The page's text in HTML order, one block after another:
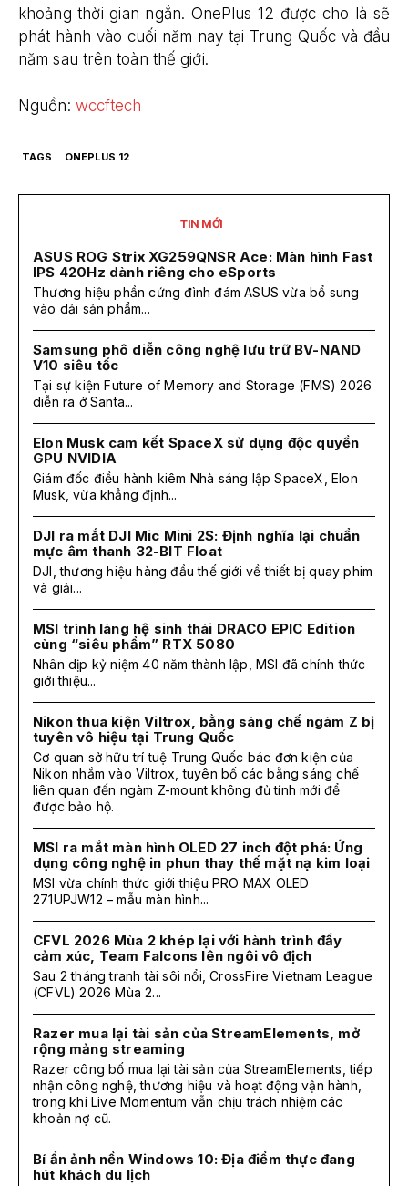
khoảng thời gian ngắn. OnePlus 12 được cho là sẽ
phát hành vào cuối năm nay tại Trung Quốc và đầu
năm sau trên toàn thế giới.
Nguồn: wccftech
TAGS ONEPLUS 12
TIN MỚI
ASUS ROG Strix XG259QNSR Ace: Màn hình Fast
IPS 420Hz dành riêng cho eSports
Thương hiệu phần cứng đình đám ASUS vừa bổ sung
vào dải sản phẩm...
Samsung phô diễn công nghệ lưu trữ BV-NAND
V10 siêu tốc
Tại sự kiện Future of Memory and Storage (FMS) 2026
diễn ra ở Santa...
Elon Musk cam kết SpaceX sử dụng độc quyền
GPU NVIDIA
Giám đốc điều hành kiêm Nhà sáng lập SpaceX, Elon
Musk, vừa khẳng định...
DJI ra mắt DJI Mic Mini 2S: Định nghĩa lại chuẩn
mực âm thanh 32-BIT Float
DJI, thương hiệu hàng đầu thế giới về thiết bị quay phim
và giải...
MSI trình làng hệ sinh thái DRACO EPIC Edition
cùng “siêu phẩm” RTX 5080
Nhân dịp kỷ niệm 40 năm thành lập, MSI đã chính thức
giới thiệu...
Nikon thua kiện Viltrox, bằng sáng chế ngàm Z bị
tuyên vô hiệu tại Trung Quốc
Cơ quan sở hữu trí tuệ Trung Quốc bác đơn kiện của
Nikon nhắm vào Viltrox, tuyên bố các bằng sáng chế
liên quan đến ngàm Z-mount không đủ tính mới để
được bảo hộ.
MSI ra mắt màn hình OLED 27 inch đột phá: Ứng
dụng công nghệ in phun thay thế mặt nạ kim loại
MSI vừa chính thức giới thiệu PRO MAX OLED
271UPJW12 – mẫu màn hình...
CFVL 2026 Mùa 2 khép lại với hành trình đầy
cảm xúc, Team Falcons lên ngôi vô địch
Sau 2 tháng tranh tài sôi nổi, CrossFire Vietnam League
(CFVL) 2026 Mùa 2...
Razer mua lại tài sản của StreamElements, mở
rộng mảng streaming
Razer công bố mua lại tài sản của StreamElements, tiếp
nhận công nghệ, thương hiệu và hoạt động vận hành,
trong khi Live Momentum vẫn chịu trách nhiệm các
khoản nợ cũ.
Bí ẩn ảnh nền Windows 10: Địa điểm thực đang
hút khách du lịch